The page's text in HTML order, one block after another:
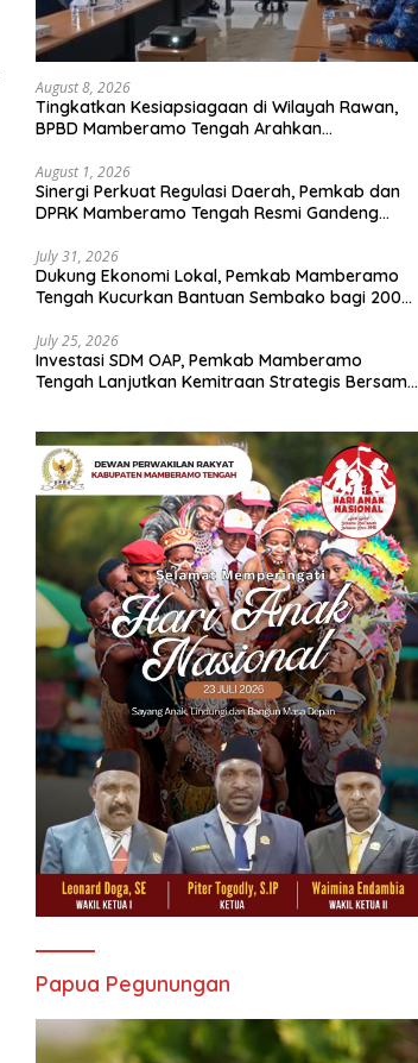
August 8, 2026
Tingkatkan Kesiapsiagaan di Wilayah Rawan,
BPBD Mamberamo Tengah Arahkan
August 1, 2026
Sinergi Perkuat Regulasi Daerah, Pemkab dan
DPRK Mamberamo Tengah Resmi Gandeng
July 31, 2026
Dukung Ekonomi Lokal, Pemkab Mamberamo
Tengah Kucurkan Bantuan Sembako bagi 200
July 25, 2026
Investasi SDM OAP, Pemkab Mamberamo
Tengah Lanjutkan Kemitraan Strategis Bersama
Papua Pegunungan